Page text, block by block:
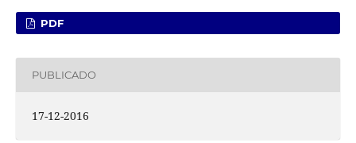
PDF
PUBLICADO
17-12-2016